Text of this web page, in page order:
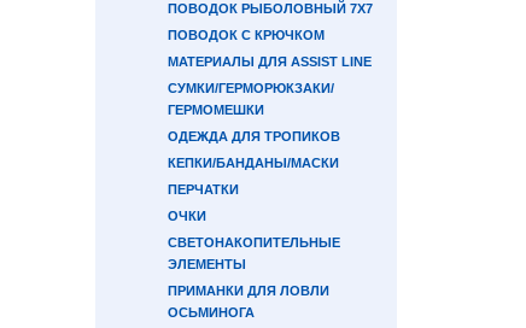
ПОВОДОК РЫБОЛОВНЫЙ 7Х7
ПОВОДОК С КРЮЧКОМ
МАТЕРИАЛЫ ДЛЯ ASSIST LINE
СУМКИ/ГЕРМОРЮКЗАКИ/
ГЕРМОМЕШКИ
ОДЕЖДА ДЛЯ ТРОПИКОВ
КЕПКИ/БАНДАНЫ/МАСКИ
ПЕРЧАТКИ
ОЧКИ
СВЕТОНАКОПИТЕЛЬНЫЕ
ЭЛЕМЕНТЫ
ПРИМАНКИ ДЛЯ ЛОВЛИ
ОСЬМИНОГА